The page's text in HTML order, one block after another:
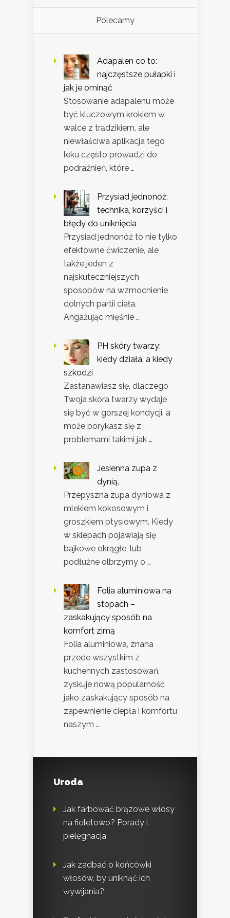
Polecamy
Adapalen co to:
najczęstsze pułapki i
jak je ominąć
Stosowanie adapalenu może
być kluczowym krokiem w
walce z trądzikiem, ale
niewłaściwa aplikacja tego
leku często prowadzi do
podrażnień, które …
Przysiad jednonóż:
technika, korzyści i
błędy do uniknięcia
Przysiad jednonóż to nie tylko
efektowne ćwiczenie, ale
także jeden z
najskuteczniejszych
sposobów na wzmocnienie
dolnych partii ciała.
Angażując mięśnie …
PH skóry twarzy:
kiedy działa, a kiedy
szkodzi
Zastanawiasz się, dlaczego
Twoja skóra twarzy wydaje
się być w gorszej kondycji, a
może borykasz się z
problemami takimi jak …
Jesienna zupa z
dynią.
Przepyszna zupa dyniowa z
mlekiem kokosowym i
groszkiem ptysiowym. Kiedy
w sklepach pojawiają się
bajkowe okrągłe, lub
podłużne olbrzymy o …
Folia aluminiowa na
stopach –
zaskakujący sposób na
komfort zimą
Folia aluminiowa, znana
przede wszystkim z
kuchennych zastosowań,
zyskuje nową popularność
jako zaskakujący sposób na
zapewnienie ciepła i komfortu
naszym …
Uroda
Jak farbować brązowe włosy
na fioletowo? Porady i
pielęgnacja
Jak zadbać o końcówki
włosów, by uniknąć ich
wywijania?